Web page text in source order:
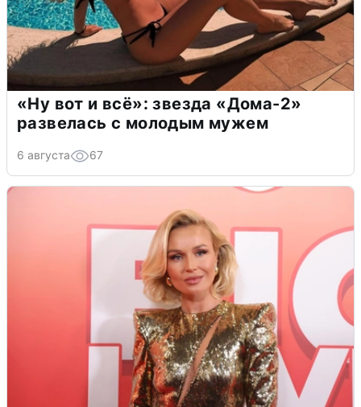
«Ну вот и всё»: звезда «Дома-2»
развелась с молодым мужем
6 августа 67